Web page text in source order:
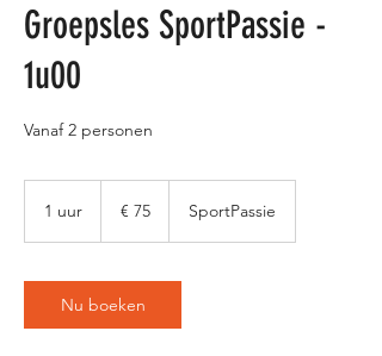
Groepsles SportPassie -
1u00
Vanaf 2 personen
1 uur € 75 SportPassie
Nu boeken